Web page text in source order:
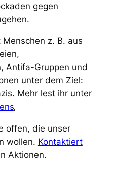
gegen
z. B. aus
Antifa-Gruppen und
unter dem Ziel:
Mehr lest ihr unter
‚
offen, die unser
wollen. Kontaktiert
Aktionen.